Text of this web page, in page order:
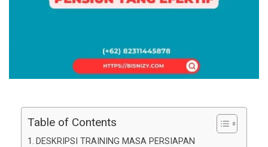
Table of Contents
DESKRIPSI TRAINING MASA PERSIAPAN